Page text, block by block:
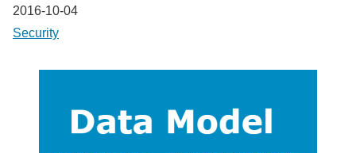
Date
2016-10-04
In relation to
Security